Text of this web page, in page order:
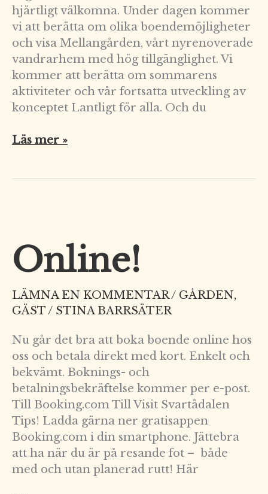
hjärtligt välkomna. Under dagen kommer
vi att berätta om olika boendemöjligheter
och visa Mellangården, vårt nyrenoverade
vandrarhem med hög tillgänglighet. Vi
kommer att berätta om sommarens
aktiviteter och vår fortsatta utveckling av
konceptet Lantligt för alla. Och du
Läs mer »
Online!
LÄMNA EN KOMMENTAR/ GÅRDEN,
GÄST/ STINA BARRSÄTER
Nu går det bra att boka boende online hos
oss och betala direkt med kort. Enkelt och
bekvämt. Boknings- och
betalningsbekräftelse kommer per e-post.
Till Booking.com Till Visit Svartådalen
Tips! Ladda gärna ner gratisappen
Booking.com i din smartphone. Jättebra
att ha när du är på resande fot – både
med och utan planerad rutt! Här
Online!